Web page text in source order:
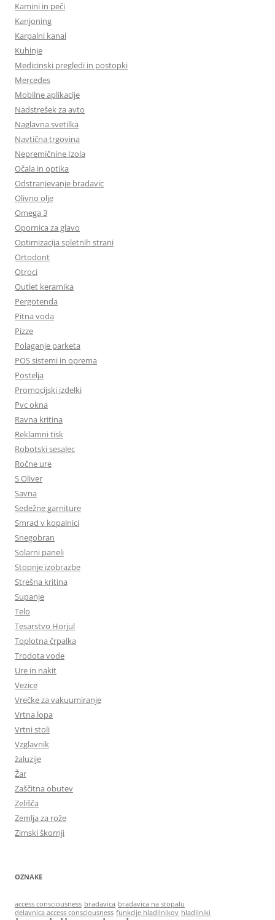
Kamini in peči
Kanjoning
Karpalni kanal
Kuhinje
Medicinski pregledi in postopki
Mercedes
Mobilne aplikacije
Nadstrešek za avto
Naglavna svetilka
Navtična trgovina
Nepremičnine Izola
Očala in optika
Odstranjevanje bradavic
Olivno olje
Omega 3
Opornica za glavo
Optimizacija spletnih strani
Ortodont
Otroci
Outlet keramika
Pergotenda
Pitna voda
Pizze
Polaganje parketa
POS sistemi in oprema
Postelja
Promocijski izdelki
Pvc okna
Ravna kritina
Reklamni tisk
Robotski sesalec
Ročne ure
S Oliver
Savna
Sedežne garniture
Smrad v kopalnici
Snegobran
Solarni paneli
Stopnje izobrazbe
Strešna kritina
Supanje
Telo
Tesarstvo Horjul
Toplotna črpalka
Trodota vode
Ure in nakit
Vezice
Vrečke za vakuumiranje
Vrtna lopa
Vrtni stoli
Vzglavnik
žaluzije
Žar
Zaščitna obutev
Zelišča
Zemlja za rože
Zimski škornji
OZNAKE
access consciousness bradavica bradavica na stopalu
delavnica access consciousness funkcije hladilnikov hladilniki